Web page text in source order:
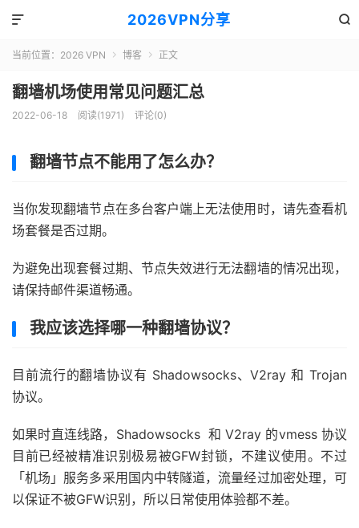
2026VPN分享 

当前位置： 2026 VPN  博客  正文
翻墙机场使用常见问题汇总
2022-06-18 阅读(1971) 评论(0)
翻墙节点不能用了怎么办？
当你发现翻墙节点在多台客户端上无法使用时，请先查看机
场套餐是否过期。
为避免出现套餐过期、节点失效进行无法翻墙的情况出现，
请保持邮件渠道畅通。
我应该选择哪一种翻墙协议？
目前流行的翻墙协议有 Shadowsocks、V2ray 和 Trojan
协议。
如果时直连线路，Shadowsocks 和 V2ray 的vmess 协议
目前已经被精准识别极易被GFW封锁，不建议使用。不过
「机场」服务多采用国内中转隧道，流量经过加密处理，可
以保证不被GFW识别，所以日常使用体验都不差。